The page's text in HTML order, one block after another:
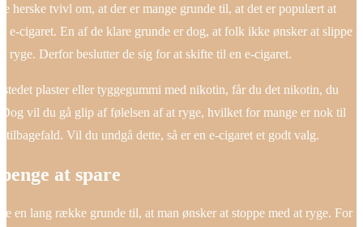
herske tvivl om, at der er mange grunde til, at det er populært at
e-cigaret. En af de klare grunde er dog, at folk ikke ønsker at slippe
ryge. Derfor beslutter de sig for at skifte til en e-cigaret.
plaster eller tyggegummi med nikotin, får du det nikotin, du
vil du gå glip af følelsen af at ryge, hvilket for mange er nok til
tilbagefald. Vil du undgå dette, så er en e-cigaret et godt valg.
at spare
en lang række grunde til, at man ønsker at stoppe med at ryge. For